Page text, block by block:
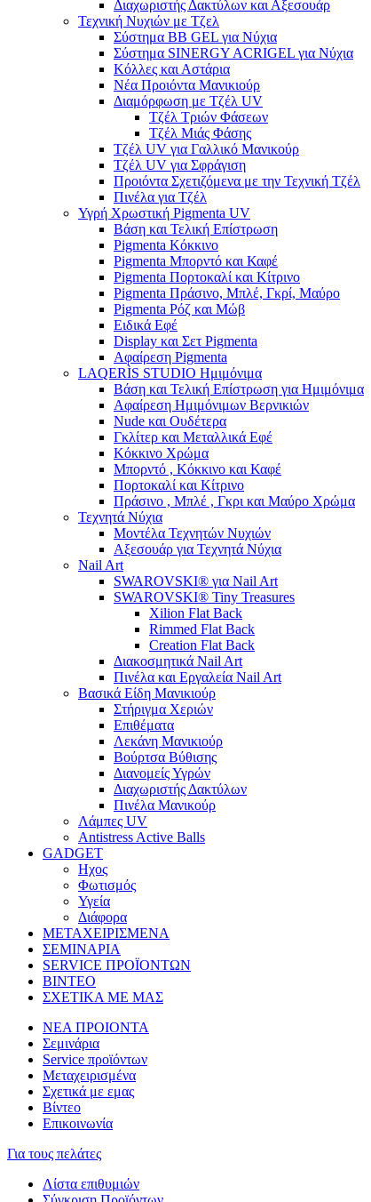
Διαχωριστής Δακτύλων και Αξεσουάρ
Τεχνική Νυχιών με Τζελ
Σύστημα BB GEL για Νύχια
Σύστημα SINERGY ACRIGEL για Νύχια
Κόλλες και Αστάρια
Νέα Προιόντα Μανικιούρ
Διαμόρφωση με Τζέλ UV
Τζέλ Τριών Φάσεων
Τζέλ Μιάς Φάσης
Τζέλ UV για Γαλλικό Μανικούρ
Τζέλ UV για Σφράγιση
Προιόντα Σχετιζόμενα με την Τεχνική Τζέλ
Πινέλα για Τζέλ
Υγρή Χρωστική Pigmenta UV
Βάση και Τελική Επίστρωση
Pigmenta Κόκκινο
Pigmenta Μπορντό και Καφέ
Pigmenta Πορτοκαλί και Κίτρινο
Pigmenta Πράσινο, Μπλέ, Γκρί, Μαύρο
Pigmenta Ρόζ και Μώβ
Ειδικά Εφέ
Display και Σετ Pigmenta
Αφαίρεση Pigmenta
LAQERÌS STUDIO Ημιμόνιμα
Βάση και Τελική Επίστρωση για Ημιμόνιμα
Αφαίρεση Ημιμόνιμων Βερνικιών
Nude και Ουδέτερα
Γκλίτερ και Μεταλλικά Εφέ
Κόκκινο Χρώμα
Μπορντό , Κόκκινο και Καφέ
Πορτοκαλί και Κίτρινο
Πράσινο , Μπλέ , Γκρι και Μαύρο Χρώμα
Τεχνητά Νύχια
Μοντέλα Τεχνητών Νυχιών
Αξεσουάρ για Τεχνητά Νύχια
Nail Art
SWAROVSKI® για Nail Art
SWAROVSKI® Tiny Treasures
Xilion Flat Back
Rimmed Flat Back
Creation Flat Back
Διακοσμητικά Nail Art
Πινέλα και Εργαλεία Nail Art
Βασικά Είδη Μανικιούρ
Στήριγμα Χεριών
Επιθέματα
Λεκάνη Μανικιούρ
Βούρτσα Βύθισης
Διανομείς Υγρών
Διαχωριστής Δακτύλων
Πινέλα Μανικούρ
Λάμπες UV
Antistress Active Balls
GADGET
Ηχος
Φωτισμός
Υγεία
Διάφορα
ΜΕΤΑΧΕΙΡΙΣΜΕΝΑ
ΣΕΜΙΝΑΡΙΑ
SERVICE ΠΡΟΪΟΝΤΩΝ
ΒΙΝΤΕΟ
ΣΧΕΤΙΚΑ ΜΕ ΜΑΣ
ΝΕΑ ΠΡΟΙΟΝΤΑ
Σεμινάρια
Service προϊόντων
Μεταχειρισμένα
Σχετικά με εμας
Βίντεο
Επικοινωνία
Για τους πελάτες
Λίστα επιθυμιών